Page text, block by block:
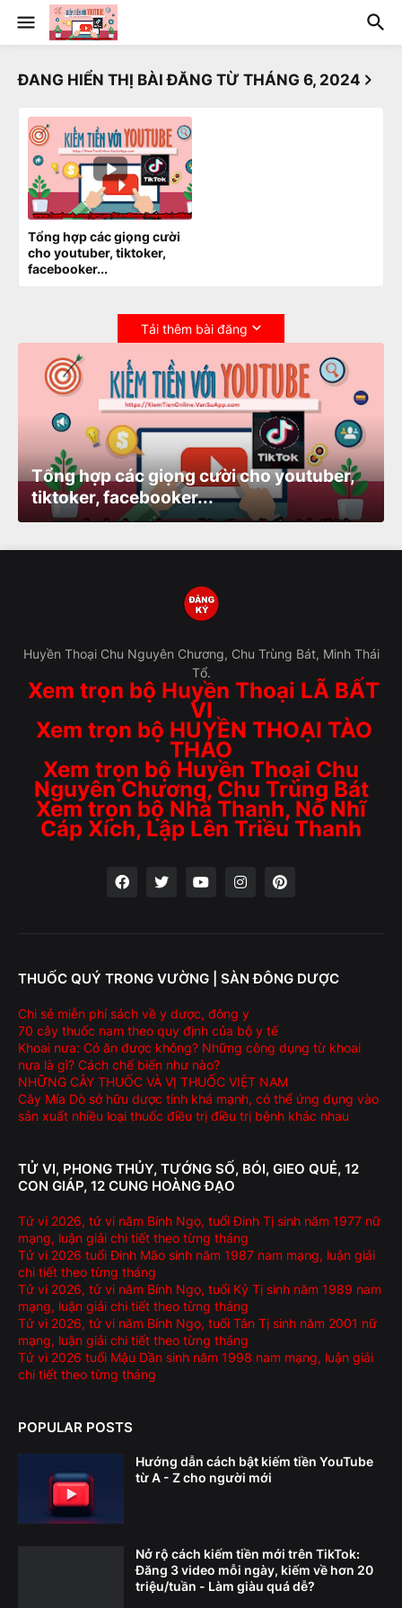
ĐANG HIỂN THỊ BÀI ĐĂNG TỪ THÁNG 6, 2024
Tổng hợp các giọng cười
cho youtuber, tiktoker,
facebooker...
Tải thêm bài đăng
Tổng hợp các giọng cười cho youtuber,
tiktoker, facebooker...
Huyền Thoại Chu Nguyên Chương, Chu Trùng Bát, Minh Thái
Tổ.
Xem trọn bộ Huyền Thoại LÃ BẤT
VI
Xem trọn bộ HUYỀN THOẠI TÀO
THÁO
Xem trọn bộ Huyền Thoại Chu
Nguyên Chương, Chu Trùng Bát
Xem trọn bộ Nhà Thanh, Nỗ Nhĩ
Cáp Xích, Lập Lên Triều Thanh
THUỐC QUÝ TRONG VƯỜNG | SÀN ĐÔNG DƯỢC
Chi sẻ miễn phí sách về y dược, đông y
70 cây thuốc nam theo quy định của bộ y tế
Khoai nưa: Có ăn được không? Những công dụng từ khoai
nưa là gì? Cách chế biến như nào?
NHỮNG CÂY THUỐC VÀ VỊ THUỐC VIỆT NAM
Cây Mía Dò sở hữu dược tính khá mạnh, có thể ứng dụng vào
sản xuất nhiều loại thuốc điều trị điều trị bệnh khác nhau
TỬ VI, PHONG THỦY, TƯỚNG SỐ, BÓI, GIEO QUẺ, 12
CON GIÁP, 12 CUNG HOÀNG ĐẠO
Tử vi 2026, tử vi năm Bính Ngọ, tuổi Đinh Tị sinh năm 1977 nữ
mạng, luận giải chi tiết theo từng tháng
Tử vi 2026 tuổi Đinh Mão sinh năm 1987 nam mạng, luận giải
chi tiết theo từng tháng
Tử vi 2026, tử vi năm Bính Ngọ, tuổi Kỷ Tị sinh năm 1989 nam
mạng, luận giải chi tiết theo từng tháng
Tử vi 2026, tử vi năm Bính Ngọ, tuổi Tân Tị sinh năm 2001 nữ
mạng, luận giải chi tiết theo từng tháng
Tử vi 2026 tuổi Mậu Dần sinh năm 1998 nam mạng, luận giải
chi tiết theo từng tháng
POPULAR POSTS
Hướng dẫn cách bật kiếm tiền YouTube
từ A - Z cho người mới
Nở rộ cách kiếm tiền mới trên TikTok:
Đăng 3 video mỗi ngày, kiếm về hơn 20
triệu/tuần - Làm giàu quá dễ?